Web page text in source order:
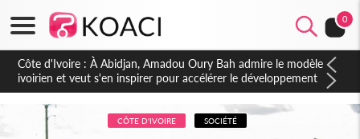
0
Côte d'Ivoire : À Abidjan, Amadou Oury Bah admire le modèle
ivoirien et veut s'en inspirer pour accélérer le développement
de la Guinée
CÔTE D'IVOIRE SOCIÉTÉ